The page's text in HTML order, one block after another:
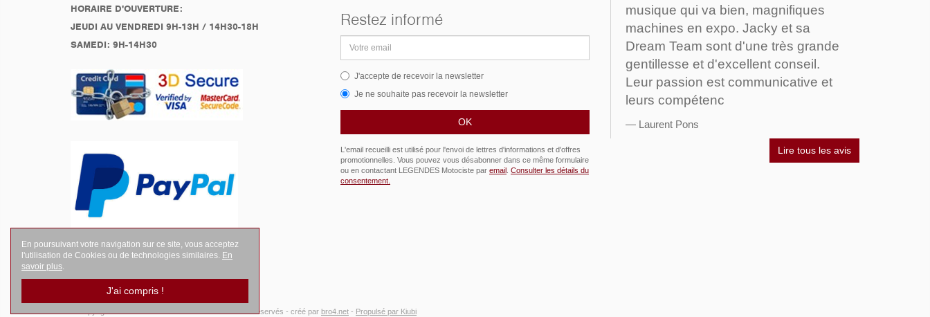
HORAIRE D'OUVERTURE:
JEUDI AU VENDREDI 9H-13H / 14H30-18H
SAMEDI: 9H-14H30
Restez informé
email
J'accepte de recevoir la newsletter
Je ne souhaite pas recevoir la newsletter
L'email recueilli est utilisé pour l'envoi de lettres d'informations et d'offres
promotionnelles. Vous pouvez vous désabonner dans ce même formulaire
ou en contactant LEGENDES Motociste par email Consulter les détails du
consentement.
musique qui va bien, magnifiques
machines en expo. Jacky et sa
Dream Team sont d'une très grande
gentillesse et d'excellent conseil.
Leur passion est communicative et
leurs compétenc
Laurent Pons
Lire tous les avis
- Tous droits réservés - créé par bro4.net - Propulsé par Kiubi
En poursuivant votre navigation sur ce site, vous acceptez
l'utilisation de Cookies ou de technologies similaires. En
savoir plus
J'ai compris !